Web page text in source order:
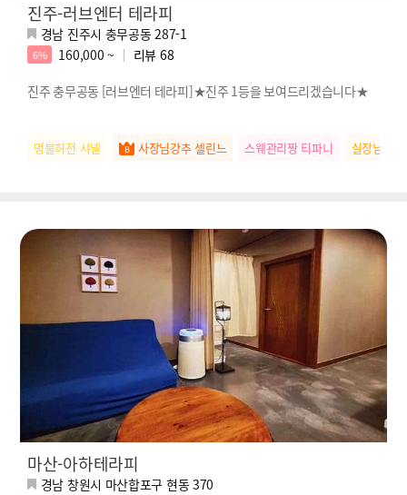
진주-러브엔터 테라피
경남 진주시 충무공동 287-1
6% 160,000 ~ 리뷰 68
진주 충무공동 [러브엔터 테라피]★진주 1등을 보여드리겠습니다★
명불허전 샤넬 사장님강추 셀린느 스웨관리짱 티파니 실장님추
마산-아하테라피
경남 창원시 마산합포구 현동 370